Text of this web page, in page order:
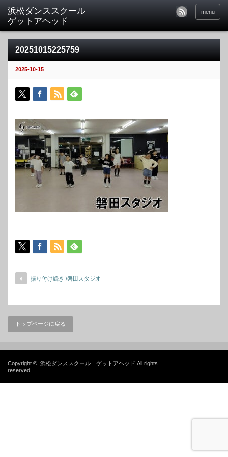
menu
20251015225759
2025-10-15
振り付け続き!/磐田スタジオ
トップページに戻る
Copyright © 浜松ダンススクール ゲットアヘッド All rights
reserved.